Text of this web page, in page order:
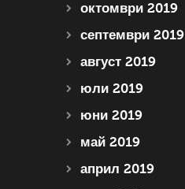
октомври 2019
септември 2019
август 2019
юли 2019
юни 2019
май 2019
април 2019